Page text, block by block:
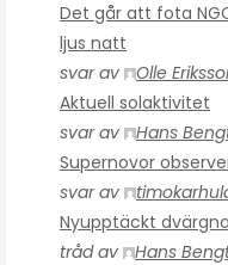
Det går att fota
ljus natt
svar av
Olle
Aktuell solaktivitet
svar av
Hans
Supernovor
svar av
Nyupptäckt
tråd av
Hans